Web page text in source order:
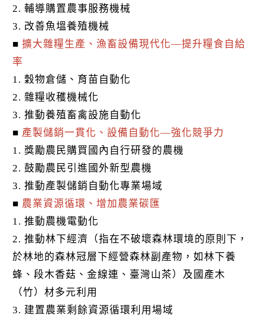
2. 輔導購置農事服務機械
3. 改善魚塭養殖機械
■ 擴大雜糧生產、漁畜設備現代化—提升糧食自給
率
1. 穀物倉儲、育苗自動化
2. 雜糧收穫機械化
3. 推動養殖畜禽設施自動化
■ 產製儲銷一貫化、設備自動化—強化競爭力
1. 獎勵農民購買國內自行研發的農機
2. 鼓勵農民引進國外新型農機
3. 推動產製儲銷自動化專業場域
■ 農業資源循環、增加農業碳匯
1. 推動農機電動化
2. 推動林下經濟（指在不破壞森林環境的原則下，
於林地的森林冠層下經營森林副產物，如林下養
蜂、段木香菇、金線連、臺灣山茶）及國產木
（竹）材多元利用
3. 建置農業剩餘資源循環利用場域